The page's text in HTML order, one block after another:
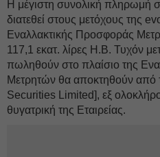
Η μέγιστη συνολική πληρωμή
διατεθεί στους μετόχους της
Εναλλακτικής Προσφοράς
117,1 εκατ. λίρες Η.Β. Τυχόν
πωληθούν στο πλαίσιο της
Μετρητών θα αποκτηθούν από
Securities Limited], εξ
θυγατρική της Εταιρείας.